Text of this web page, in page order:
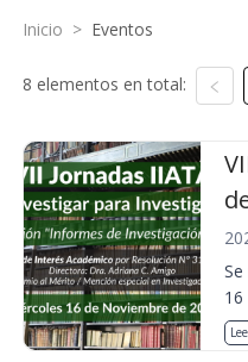
Inicio > Eventos
8 elementos en total:
16